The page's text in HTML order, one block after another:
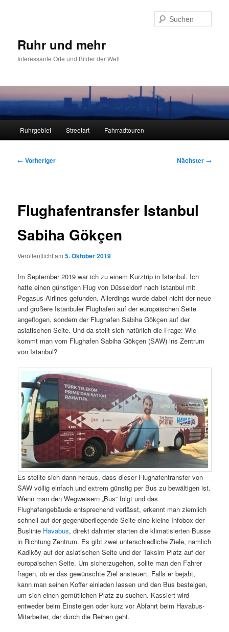
Ruhr und mehr
Interessante Orte und Bilder der Welt
Ruhrgebiet Streetart Fahrradtouren
Beitragsnavigation
← Vorheriger Nächster →
Flughafentransfer Istanbul
Sabiha Gökçen
Veröffentlicht am5. Oktober 2019
Im September 2019 war ich zu einem Kurztrip in Istanbul. Ich
hatte einen günstigen Flug von Düsseldorf nach Istanbul mit
Pegasus Airlines gefunden. Allerdings wurde dabei nicht der neue
und größere Istanbuler Flughafen auf der europäischen Seite
angeflogen, sondern der Flughafen Sabiha Gökçen auf der
asiatischen Seite. Und da stellt sich natürlich die Frage: Wie
kommt man vom Flughafen Sabiha Gökçen (SAW) ins Zentrum
von Istanbul?
Es stellte sich dann heraus, dass dieser Flughafentransfer von
SAW völlig einfach und extrem günstig per Bus zu bewältigen ist.
Wenn man den Wegweisern „Bus“ folgt und das
Flughafengebäude entsprechend verlässt, erkennt man ziemlich
schnell auf der gegenüberliegende Seite eine kleine Infobox der
Buslinie Havabus, direkt dahinter starten die klimatisierten Busse
in Richtung Zentrum. Es gibt zwei unterschiedliche Ziele, nämlich
Kadiköy auf der asiatischen Seite und der Taksim Platz auf der
europäischen Seite. Um sicherzugehen, sollte man den Fahrer
fragen, ob er das gewünschte Ziel ansteuert. Falls er bejaht,
kann man seinen Koffer einladen lassen und den Bus besteigen,
um sich einen gemütlichen Platz zu suchen. Kassiert wird
entweder beim Einsteigen oder kurz vor Abfahrt beim Havabus-
Mitarbeiter, der durch die Reihen geht.